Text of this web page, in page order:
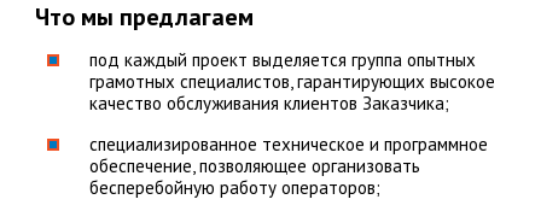
Что мы предлагаем
под каждый проект выделяется группа опытных
грамотных специалистов, гарантирующих высокое
качество обслуживания клиентов Заказчика;
специализированное техническое и программное
обеспечение, позволяющее организовать
бесперебойную работу операторов;